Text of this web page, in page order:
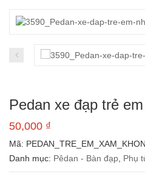
Pedan xe đạp trẻ
50,000 ₫
Mã:
Danh mục: Pêdan - Bàn đạp Phụ